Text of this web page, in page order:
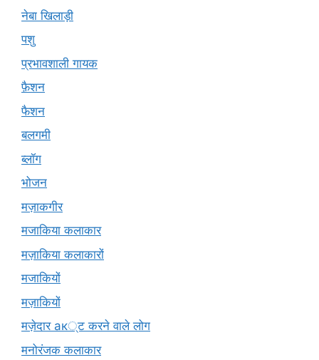
नेबा खिलाड़ी
पशु
प्रभावशाली गायक
फ़ैशन
फैशन
बलगमी
ब्लॉग
भोजन
मज़ाकगीर
मजाकिया कलाकार
मज़ाकिया कलाकारों
मजाकियों
मज़ाकियों
मज़ेदार ак्ट करने वाले लोग
मनोरंजक कलाकार